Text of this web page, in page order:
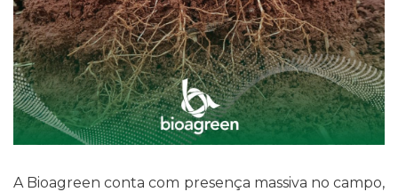
A Bioagreen conta com presença massiva no campo,